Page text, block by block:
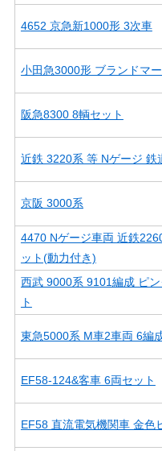
4652 京急新1000形 3次車
小田急3000形 ブランドマ
阪急8300 8輌セット
近鉄 3220系 等 Nゲージ 鉄
京阪 3000系
4470 Nゲージ車両 近鉄
ット(動力付き)
西武 9000系 9101編成 ピ
ト
東急5000系 M車2車両 6編
EF58-124&客車 6両セット
EF58 直流電気機関車 金色